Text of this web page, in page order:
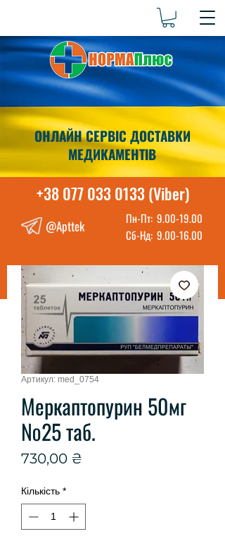
ОНЛАЙН СЕРВІС ДОСТАВКИ
МЕДИКАМЕНТІВ
+38 077 033 0133 (Viber)
@Apttek Пн-Пт: 9.00-19.00
Сб-Нд: 9.00-16.00
Артикул: med_0754
Меркаптопурин 50мг
№25 таб.
730,00 ₴
Кількість *